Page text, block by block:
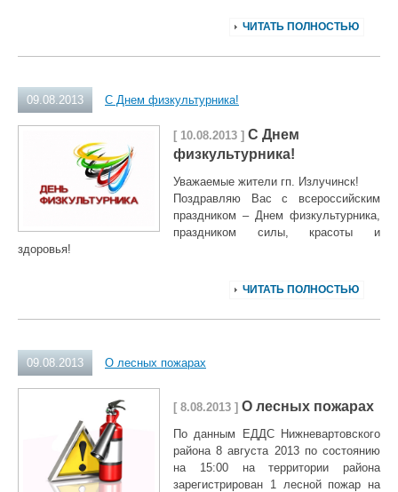
ЧИТАТЬ ПОЛНОСТЬЮ
09.08.2013 С Днем физкультурника!
[ 10.08.2013 ] С Днем
физкультурника!
Уважаемые жители гп. Излучинск!
Поздравляю Вас с всероссийским
праздником – Днем физкультурника,
праздником силы, красоты и
здоровья!
ЧИТАТЬ ПОЛНОСТЬЮ
09.08.2013 О лесных пожарах
[ 8.08.2013 ] О лесных пожарах
По данным ЕДДС Нижневартовского
района 8 августа 2013 по состоянию
на 15:00 на территории района
зарегистрирован 1 лесной пожар на